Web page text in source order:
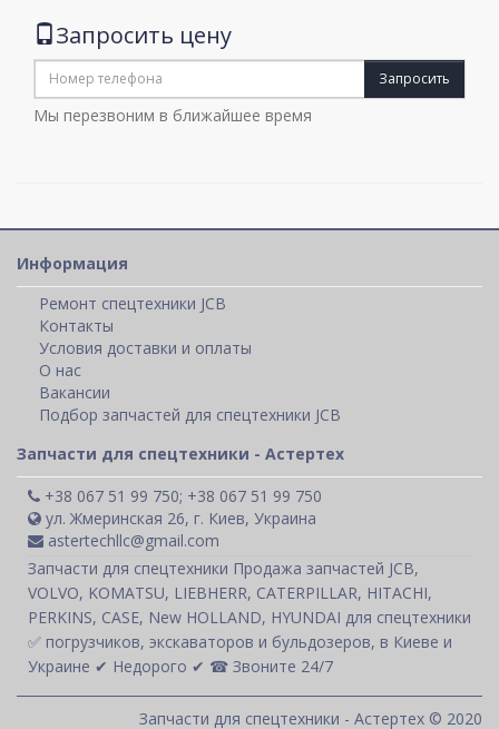
Запросить цену
Запросить
Мы перезвоним в ближайшее время
Информация
Ремонт спецтехники JCB
Контакты
Условия доставки и оплаты
О нас
Вакансии
Подбор запчастей для спецтехники JCB
Запчасти для спецтехники - Астертех
+38 067 51 99 750; +38 067 51 99 750
ул. Жмеринская 26, г. Киев, Украина
astertechllc@gmail.com
Запчасти для спецтехники Продажа запчастей JCB,
VOLVO, KOMATSU, LIEBHERR, CATERPILLAR, HITACHI,
PERKINS, CASE, New HOLLAND, HYUNDAI для спецтехники
✅ погрузчиков, экскаваторов и бульдозеров, в Киеве и
Украине ✔ Недорого ✔ ☎ Звоните 24/7
Запчасти для спецтехники - Астертех © 2020